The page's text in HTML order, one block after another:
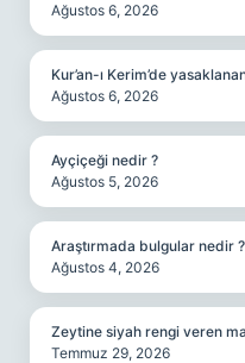
Ağustos 6, 2026
Kur’an-ı Kerim’de
Ağustos 6, 2026
Ayçiçeği nedir ?
Ağustos 5, 2026
Araştırmada bulgular nedir ?
Ağustos 4, 2026
Zeytine siyah rengi veren
Temmuz 29, 2026